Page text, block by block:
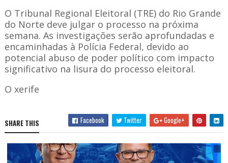
O Tribunal Regional Eleitoral (TRE) do Rio Grande
do Norte deve julgar o processo na próxima
semana. As investigações serão aprofundadas e
encaminhadas à Polícia Federal, devido ao
potencial abuso de poder político com impacto
significativo na lisura do processo eleitoral.
O xerife
SHARE THIS Facebook Twitter Google+